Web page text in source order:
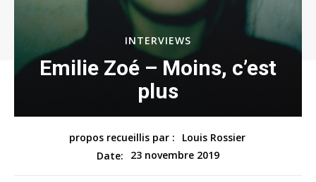
INTERVIEWS
Emilie Zoé – Moins, c’est
plus
propos recueillis par :
Louis Rossier
Date:
23 novembre 2019